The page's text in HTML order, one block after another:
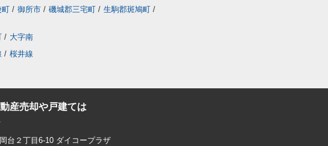
町 / 御所市 / 磯城郡三宅町 / 生駒郡斑鳩町 /
/ 大字南
/ 桜井線
産売却や戸建ては
台２丁目6-10 ダイコープラザ